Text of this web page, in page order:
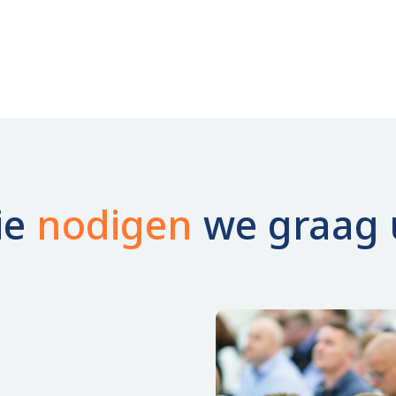
nodigen we graag